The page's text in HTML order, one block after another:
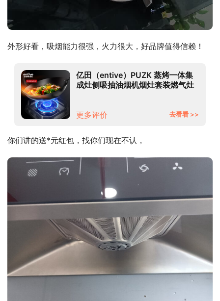
外形好看，吸烟能力很强，火力很大，好品牌值得信赖！
亿田（entive）PUZK 蒸烤一体集
成灶侧吸抽油烟机烟灶套装燃气灶
更多评价 去看看 >>
你们讲的送*元红包，找你们现在不认，